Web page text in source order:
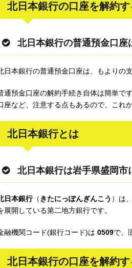
北日本銀行の口座を解約
北日本銀行の普通預金口
日本銀行の普通預金口座は、もよりの
通預金口座の解約手続き自体は簡単で
座など、注意する点もあるので、これ
北日本銀行とは
北日本銀行は岩手県盛岡
日本銀行（ きたにっぽんぎんこう ）は
展開している第二地方銀行です。
融機関コード(銀行コード)は 0509で、
北日本銀行の口座を解約